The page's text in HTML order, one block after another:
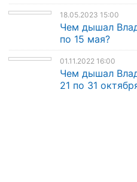
18.05.2023 15:00
Чем дышал
по 15 мая?
01.11.2022 16:00
Чем дышал
21 по 31